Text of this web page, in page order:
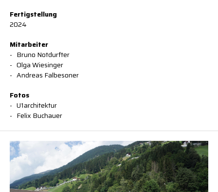
Fertigstellung
2024
Mitarbeiter
Bruno Notdurfter
Olga Wiesinger
Andreas Falbesoner
Fotos
U1architektur
Felix Buchauer